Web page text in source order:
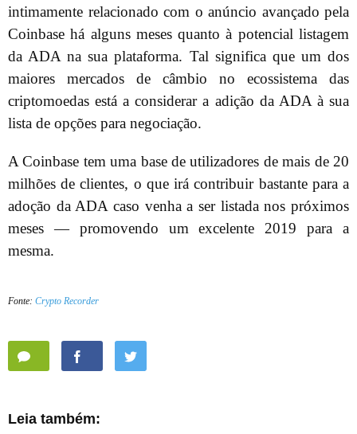
intimamente relacionado com o anúncio avançado pela
Coinbase há alguns meses quanto à potencial listagem
da ADA na sua plataforma. Tal significa que um dos
maiores mercados de câmbio no ecossistema das
criptomoedas está a considerar a adição da ADA à sua
lista de opções para negociação.
A Coinbase tem uma base de utilizadores de mais de 20
milhões de clientes, o que irá contribuir bastante para a
adoção da ADA caso venha a ser listada nos próximos
meses — promovendo um excelente 2019 para a
mesma.
Fonte: Crypto Recorder
Leia também: